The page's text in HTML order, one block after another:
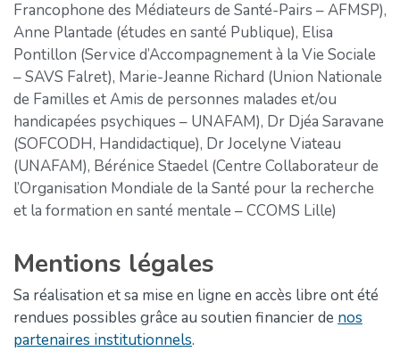
Francophone des Médiateurs de Santé-Pairs – AFMSP),
Anne Plantade (études en santé Publique), Elisa
Pontillon (Service d’Accompagnement à la Vie Sociale
– SAVS Falret), Marie-Jeanne Richard (Union Nationale
de Familles et Amis de personnes malades et/ou
handicapées psychiques – UNAFAM), Dr Djéa Saravane
(SOFCODH, Handidactique), Dr Jocelyne Viateau
(UNAFAM), Bérénice Staedel (Centre Collaborateur de
l’Organisation Mondiale de la Santé pour la recherche
et la formation en santé mentale – CCOMS Lille)
Mentions légales
Sa réalisation et sa mise en ligne en accès libre ont été
rendues possibles grâce au soutien financier de nos
partenaires institutionnels.